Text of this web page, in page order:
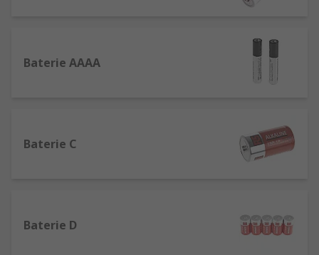
Baterie AAAA
Baterie C
Baterie D